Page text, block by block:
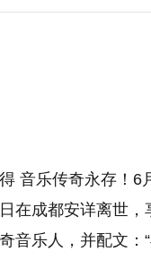
音乐传奇永存！6
在成都安详离世
音乐人，并配文